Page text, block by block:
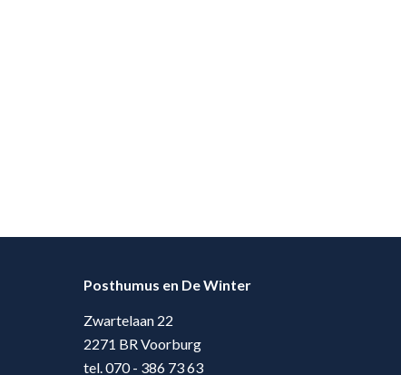
Posthumus en De Winter
Zwartelaan 22
2271 BR Voorburg
tel. 070 - 386 73 63